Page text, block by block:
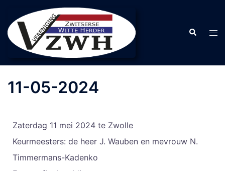
11-05-2024
Zaterdag 11 mei 2024 te Zwolle
Keurmeesters: de heer J. Wauben en mevrouw N.
Timmermans-Kadenko